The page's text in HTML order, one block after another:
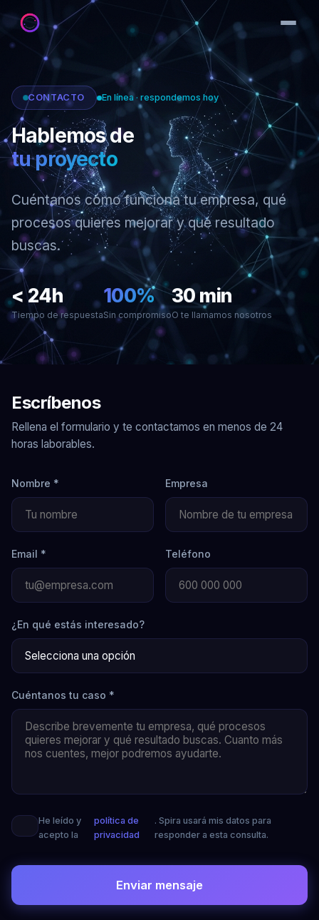
CONTACTO En línea · respondemos hoy
Hablemos de
tu proyecto
Cuéntanos cómo funciona tu empresa, qué
procesos quieres mejorar y qué resultado
buscas.
< 24h
Tiempo de respuesta
100%
Sin compromiso
30 min
O te llamamos nosotros
Escríbenos
Rellena el formulario y te contactamos en menos de 24
horas laborables.
Nombre * Empresa
Email * Teléfono
¿En qué estás interesado?
Cuéntanos tu caso *
He leído y
acepto la
política de
privacidad
. Spira usará mis datos para
responder a esta consulta.
Enviar mensaje